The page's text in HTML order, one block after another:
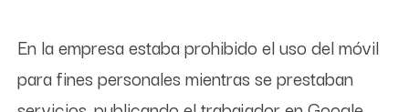
En la empresa estaba prohibido el uso del móvil
para fines personales mientras se prestaban